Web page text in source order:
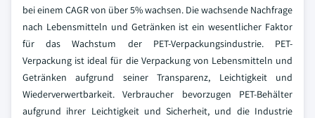
bei einem CAGR von über 5% wachsen. Die wachsende Nachfrage
nach Lebensmitteln und Getränken ist ein wesentlicher Faktor
für das Wachstum der PET-Verpackungsindustrie. PET-
Verpackung ist ideal für die Verpackung von Lebensmitteln und
Getränken aufgrund seiner Transparenz, Leichtigkeit und
Wiederverwertbarkeit. Verbraucher bevorzugen PET-Behälter
aufgrund ihrer Leichtigkeit und Sicherheit, und die Industrie